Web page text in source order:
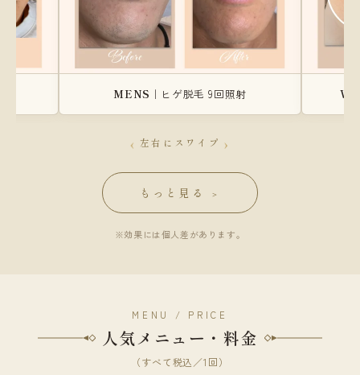
MENS ｜ヒゲ脱毛 9回照射
‹ 左右にスワイプ ›
もっと見る ＞
※効果には個人差があります。
MENU / PRICE
人気メニュー・料金
（すべて税込／1回）